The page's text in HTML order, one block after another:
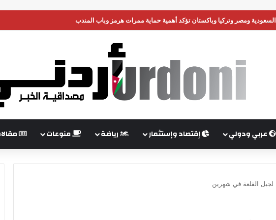
السعودية ومصر وتركيا وباكستان تؤكد أهمية حماية ممرات هرمز وباب المندب
عربي ودولي إقتصاد وإستثمار رياضة منوعات